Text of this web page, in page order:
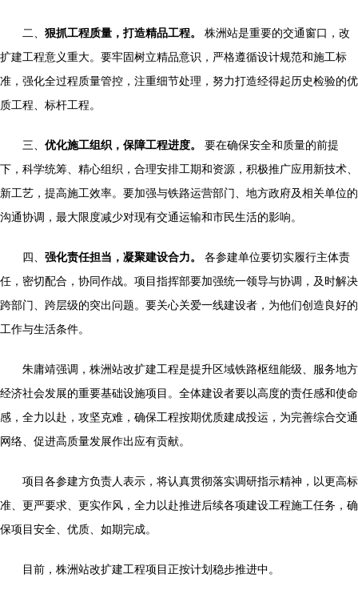
二、 狠抓工程质量，打造精品工程。
株洲站是重要的交通窗口，改
扩建工程意义重大。要牢固树立精品意识，严格遵循设计规范和施工标
准，强化全过程质量管控，注重细节处理，努力打造经得起历史检验的优
质工程、标杆工程。
三、 优化施工组织，保障工程进度。
要在确保安全和质量的前提
下，科学统筹、精心组织，合理安排工期和资源，积极推广应用新技术、
新工艺，提高施工效率。要加强与铁路运营部门、地方政府及相关单位的
沟通协调，最大限度减少对现有交通运输和市民生活的影响。
四、 强化责任担当，凝聚建设合力。
各参建单位要切实履行主体责
任，密切配合，协同作战。项目指挥部要加强统一领导与协调，及时解决
跨部门、跨层级的突出问题。要关心关爱一线建设者，为他们创造良好的
工作与生活条件。
朱庸靖强调，株洲站改扩建工程是提升区域铁路枢纽能级、服务地方
经济社会发展的重要基础设施项目。全体建设者要以高度的责任感和使命
感，全力以赴，攻坚克难，确保工程按期优质建成投运，为完善综合交通
网络、促进高质量发展作出应有贡献。
项目各参建方负责人表示，将认真贯彻落实调研指示精神，以更高标
准、更严要求、更实作风，全力以赴推进后续各项建设工程施工任务，确
保项目安全、优质、如期完成。
目前，株洲站改扩建工程项目正按计划稳步推进中。